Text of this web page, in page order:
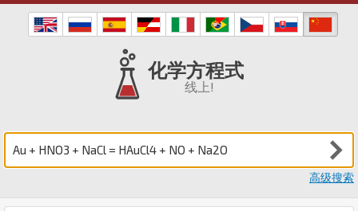
化学方程式
线上!
高级搜索